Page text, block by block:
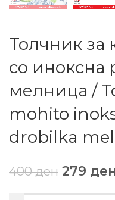
Толчник за
со иноксна
мелница /
mohito
drobilka
400ден 279